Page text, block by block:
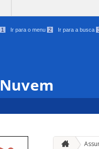
1 Ir para o menu 2 Ir para a busca
Nuvem